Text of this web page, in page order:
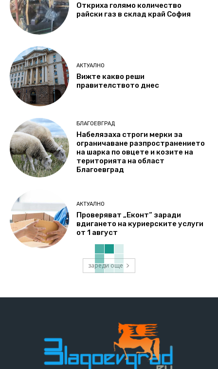
Откриха голямо количество
райски газ в склад край София
АКТУАЛНО
Вижте какво реши
правителството днес
БЛАГОЕВГРАД
Набелязаха строги мерки за
ограничаване разпространението
на шарка по овцете и козите на
територията на област
Благоевград
АКТУАЛНО
Проверяват „Еконт“ заради
вдигането на куриерските услуги
от 1 август
зареди още